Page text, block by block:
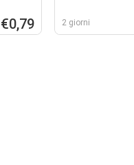
€0,79 2 giorni